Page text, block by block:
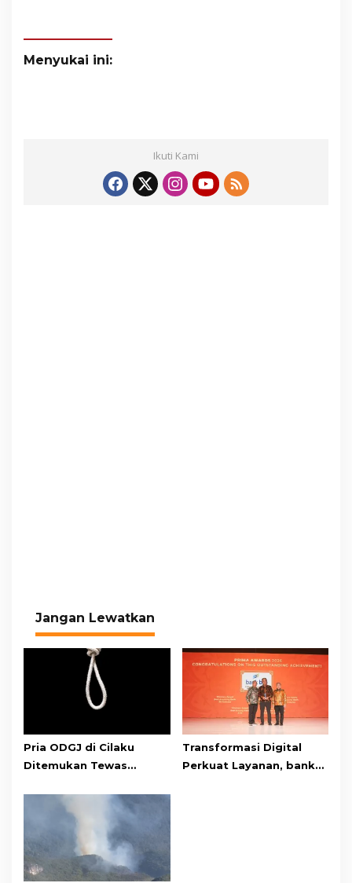
Menyukai ini:
Ikuti Kami
Jangan Lewatkan
Pria ODGJ di Cilaku
Ditemukan Tewas
Transformasi Digital
Perkuat Layanan, bank